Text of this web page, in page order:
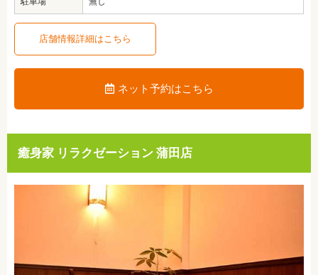
店舗情報詳細はこちら
ネット予約はこちら
癒身家 リラクゼーション 蒲田店